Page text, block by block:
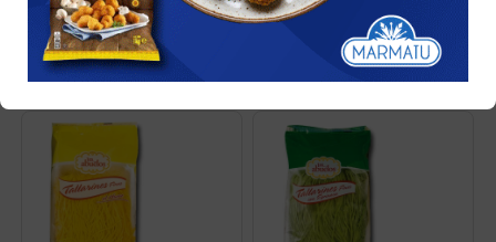
Filtrando por: Pasta LOS ABUELOS
Quitar filtros